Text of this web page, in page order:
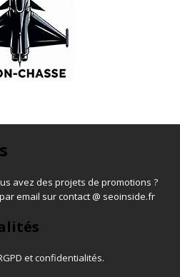
avez des projets de promotions ?
email sur contact @ seoinside.fr
et confidentialités.